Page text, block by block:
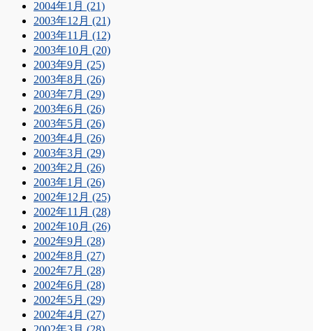
2004年1月 (21)
2003年12月 (21)
2003年11月 (12)
2003年10月 (20)
2003年9月 (25)
2003年8月 (26)
2003年7月 (29)
2003年6月 (26)
2003年5月 (26)
2003年4月 (26)
2003年3月 (29)
2003年2月 (26)
2003年1月 (26)
2002年12月 (25)
2002年11月 (28)
2002年10月 (26)
2002年9月 (28)
2002年8月 (27)
2002年7月 (28)
2002年6月 (28)
2002年5月 (29)
2002年4月 (27)